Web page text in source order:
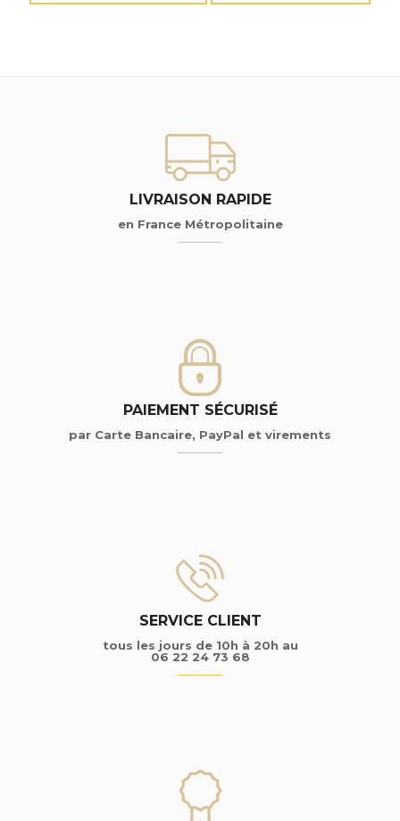
LIVRAISON RAPIDE
en France Métropolitaine
PAIEMENT SÉCURISÉ
par Carte Bancaire, PayPal et virements
SERVICE CLIENT
tous les jours de 10h à 20h au
06 22 24 73 68